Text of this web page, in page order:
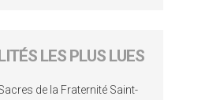
LES PLUS LUES
de la Fraternité Saint-